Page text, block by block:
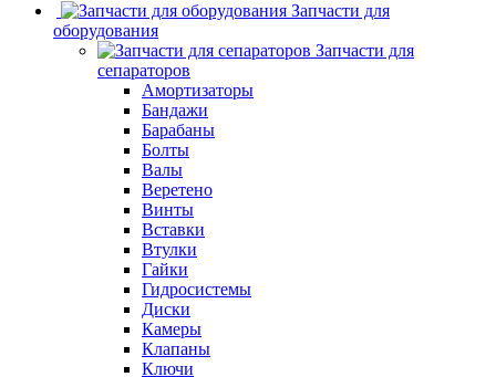
Запчасти для
оборудования
Запчасти для
сепараторов
Амортизаторы
Бандажи
Барабаны
Болты
Валы
Веретено
Винты
Вставки
Втулки
Гайки
Гидросистемы
Диски
Камеры
Клапаны
Ключи